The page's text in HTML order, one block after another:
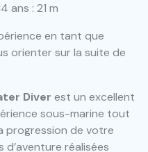
ans : 21 m
en tant que
orienter sur la suite de
Diver est un excellent
sous-marine tout
progression de votre
réalisées